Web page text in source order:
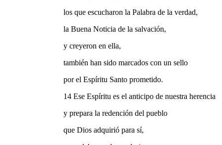
los que escucharon la Palabra de la verdad,
la Buena Noticia de la salvación,
y creyeron en ella,
también han sido marcados con un sello
por el Espíritu Santo prometido.
14 Ese Espíritu es el anticipo de nuestra herencia
y prepara la redención del pueblo
que Dios adquirió para sí,